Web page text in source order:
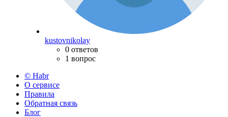
kustovnikolay
0 ответов
1 вопрос
© Habr
О сервисе
Правила
Обратная связь
Блог